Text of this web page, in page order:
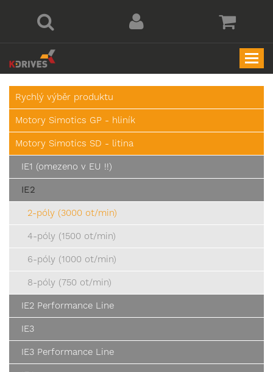
Rychlý výběr produktu
Motory Simotics GP - hliník
Motory Simotics SD - litina
IE1 (omezeno v EU !!)
IE2
2-póly (3000 ot/min)
4-póly (1500 ot/min)
6-póly (1000 ot/min)
8-póly (750 ot/min)
IE2 Performance Line
IE3
IE3 Performance Line